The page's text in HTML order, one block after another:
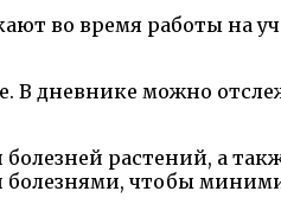
во время работы на
В дневнике можно
растений, а
болезнями, чтобы